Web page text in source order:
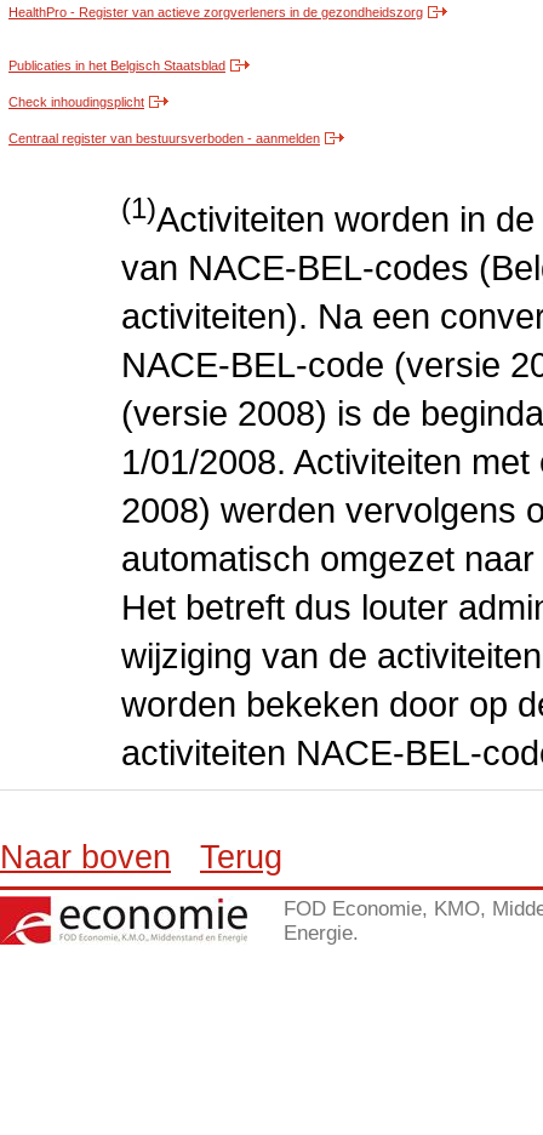
HealthPro - Register van actieve zorgverleners in de gezondheidszorg
Publicaties in het Belgisch Staatsblad
Check inhoudingsplicht
Centraal register van bestuursverboden - aanmelden
(1)Activiteiten worden in
van NACE-BEL-codes
activiteiten). Na een
NACE-BEL-code (versie
(versie 2008) is de
1/01/2008. Activiteiten
2008) werden vervolgens
automatisch omgezet
Het betreft dus louter
wijziging van de
worden bekeken door op
activiteiten NACE-BEL-
Naar boven Terug
FOD Economie, KMO,
Energie.